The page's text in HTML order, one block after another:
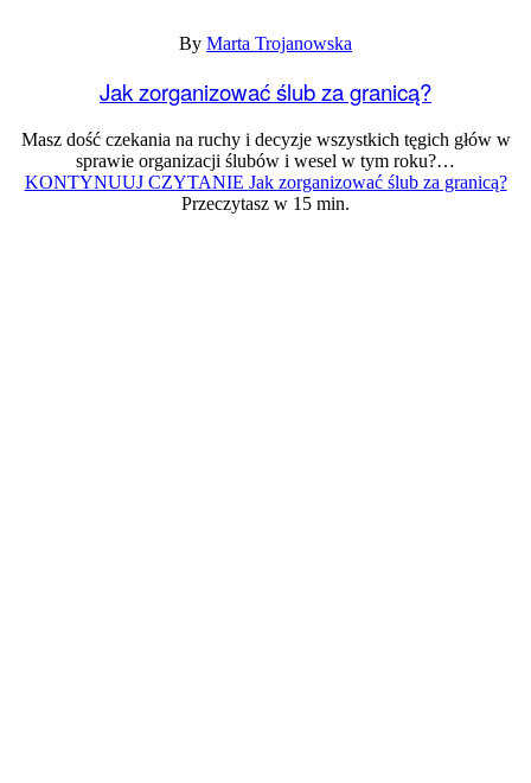
By Marta Trojanowska
Jak zorganizować ślub za granicą?
Masz dość czekania na ruchy i decyzje wszystkich tęgich głów w
sprawie organizacji ślubów i wesel w tym roku?…
KONTYNUUJ CZYTANIE Jak zorganizować ślub za granicą?
Przeczytasz w 15 min.